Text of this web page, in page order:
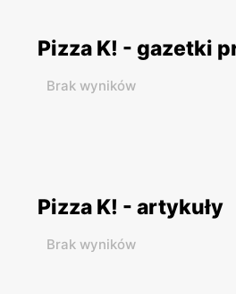
Pizza K! - gazetki
Brak wyników
Pizza K! - artykuły
Brak wyników